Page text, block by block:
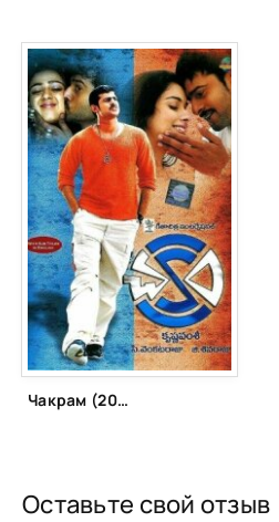
Чакрам (2005)
Оставьте свой отзыв